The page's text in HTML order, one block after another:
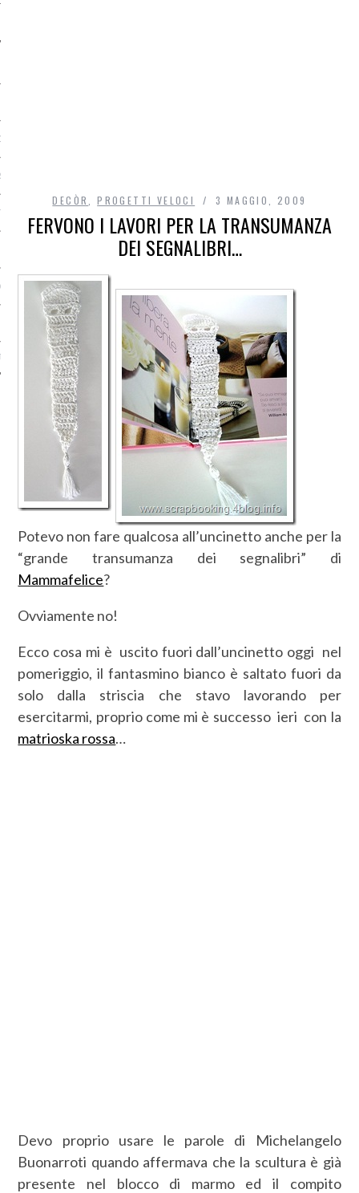
DI ACCESSO AI DATI
DECÒR ,PROGETTI VELOCI 3 MAGGIO, 2009
FERVONO I LAVORI PER LA TRANSUMANZA
DEI SEGNALIBRI…
Potevo non fare qualcosa all’uncinetto anche per la
“grande transumanza dei segnalibri” di
Mammafelice?
Ovviamente no!
Ecco cosa mi è uscito fuori dall’uncinetto oggi nel
pomeriggio, il fantasmino bianco è saltato fuori da
solo dalla striscia che stavo lavorando per
esercitarmi, proprio come mi è successo ieri con la
matrioska rossa…
Devo proprio usare le parole di Michelangelo
Buonarroti quando affermava che la scultura è già
presente nel blocco di marmo ed il compito